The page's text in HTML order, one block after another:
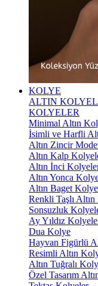
KOLYE
ALTIN
KOLYELER
Minimal Altın
İsimli ve Harfli
Altın Zincir
Altın Kalp
Altın İnci
Altın Yonca
Altın Baget
Renkli Taşlı
Sonsuzluk
Ay Yıldız
Dua Kolye
Hayvan Figürlü
Resimli Altın
Altın Tuğralı
Özel Tasarım